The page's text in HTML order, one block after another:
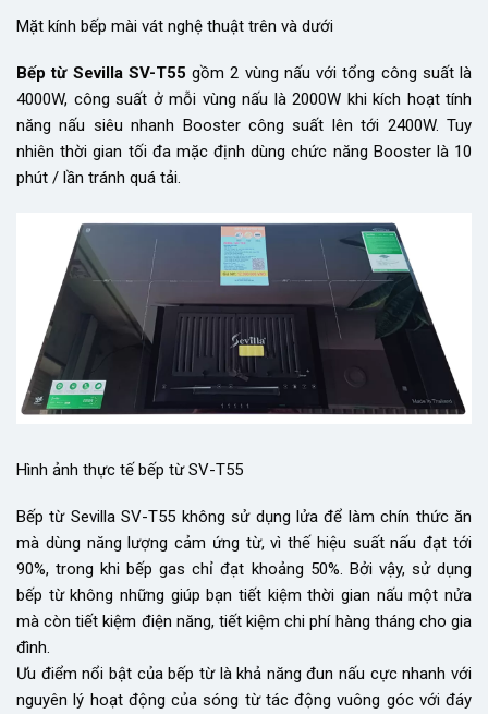
Mặt kính bếp mài vát nghệ thuật trên và dưới
Bếp từ Sevilla SV-T55 gồm 2 vùng nấu với tổng công suất là
4000W, công suất ở mỗi vùng nấu là 2000W khi kích hoạt tính
năng nấu siêu nhanh Booster công suất lên tới 2400W. Tuy
nhiên thời gian tối đa mặc định dùng chức năng Booster là 10
phút / lần tránh quá tải.
Hình ảnh thực tế bếp từ SV-T55
Bếp từ Sevilla SV-T55 không sử dụng lửa để làm chín thức ăn
mà dùng năng lượng cảm ứng từ, vì thế hiệu suất nấu đạt tới
90%, trong khi bếp gas chỉ đạt khoảng 50%. Bởi vậy, sử dụng
bếp từ không những giúp bạn tiết kiệm thời gian nấu một nửa
mà còn tiết kiệm điện năng, tiết kiệm chi phí hàng tháng cho gia
đình.
Ưu điểm nổi bật của bếp từ là khả năng đun nấu cực nhanh với
nguyên lý hoạt động của sóng từ tác động vuông góc với đáy